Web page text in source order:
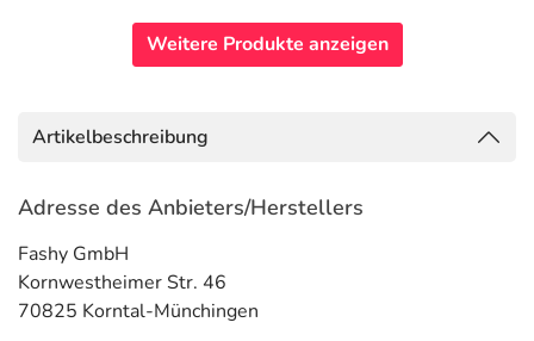
Weitere Produkte anzeigen
Artikelbeschreibung
Adresse des Anbieters/Herstellers
Fashy GmbH
Kornwestheimer Str. 46
70825 Korntal-Münchingen